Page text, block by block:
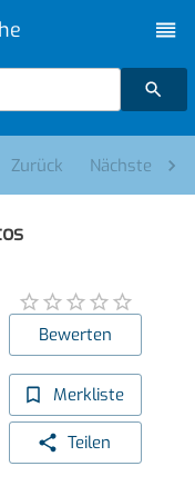
Zurück Nächste
Bewerten
Merkliste
Teilen